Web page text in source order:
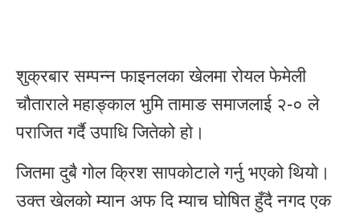
शुक्रबार सम्पन्न फाइनलका खेलमा रोयल फेमेली
चौताराले महाङ्काल भुमि तामाङ समाजलाई २-० ले
पराजित गर्दै उपाधि जितेको हो।
जितमा दुबै गोल क्रिश सापकोटाले गर्नु भएको थियाे।
उक्त खेलको म्यान अफ दि म्याच घोषित हुँदै नगद एक